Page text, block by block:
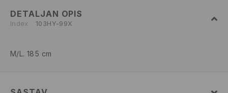
DETALJAN OPIS
Index 103HY-99X
M/L. 185 cm